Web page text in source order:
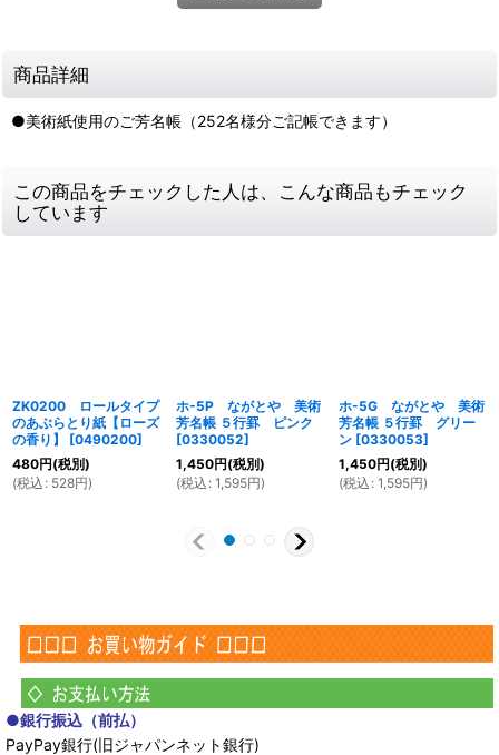
商品詳細
●美術紙使用のご芳名帳（252名様分ご記帳できます）
この商品をチェックした人は、こんな商品もチェック
しています
ZK0200 ロールタイプ
のあぶらとり紙【ローズ
の香り】
[0490200]
480円(税別)
(税込 : 528円)
ホ-5P ながとや 美術
芳名帳 ５行罫 ピンク
[0330052]
1,450円(税別)
(税込 : 1,595円)
ホ-5G ながとや 美術
芳名帳 ５行罫 グリー
ン [0330053]
1,450円(税別)
(税込 : 1,595円)
●銀行振込（前払）
PayPay銀行(旧ジャパンネット銀行)